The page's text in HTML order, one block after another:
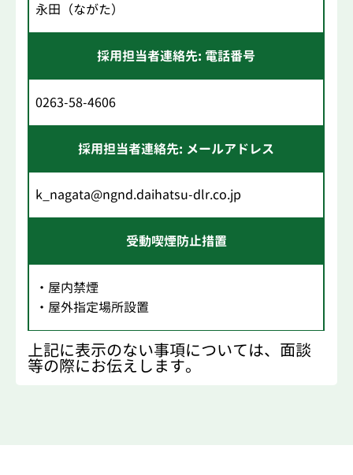
永田（ながた）
採用担当者連絡先: 電話番号
0263-58-4606
採用担当者連絡先: メールアドレス
k_nagata@ngnd.daihatsu-dlr.co.jp
受動喫煙防止措置
・屋内禁煙
・屋外指定場所設置
上記に表示のない事項については、面談
等の際にお伝えします。